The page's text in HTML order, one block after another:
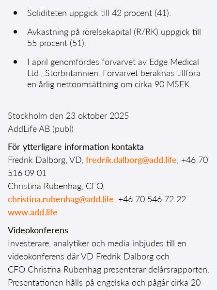
Soliditeten uppgick till 42 procent (41).
Avkastning på rörelsekapital (R/RK) uppgick till
55 procent (51).
I april genomfördes förvärvet av Edge Medical
Ltd., Storbritannien. Förvärvet beräknas tillföra
en årlig nettoomsättning om cirka 90 MSEK.
Stockholm den 23 oktober 2025
AddLife AB (publ)
För ytterligare information kontakta
Fredrik Dalborg, VD, fredrik.dalborg@add.life , +46 70
516 09 01
Christina Rubenhag, CFO,
christina.rubenhag@add.life , +46 70 546 72 22
www.add.life
Videokonferens
Investerare, analytiker och media inbjudes till en
videokonferens där VD Fredrik Dalborg och
CFO Christina Rubenhag presenterar delårsrapporten.
Presentationen hålls på engelska och pågår cirka 20